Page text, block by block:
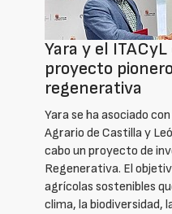
Yara y el
proyecto
regenerativa
Yara se ha asociado
Agrario de Castilla y
cabo un proyecto de
Regenerativa. El
agrícolas sostenibles
clima, la biodiversidad,